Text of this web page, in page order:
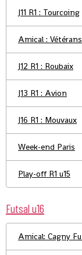
J11 R1 : Tourcoing
Amical : Vétérans
J12 R1 : Roubaix
J13 R1 : Avion
J16 R1 : Mouvaux
Week-end Paris
Play-off R1 u15
Futsal u16
Amical: Cagny